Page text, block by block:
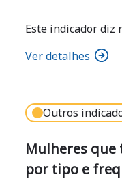
Este indicador diz
Ver detalhes
Outros
Mulheres
por tipo e